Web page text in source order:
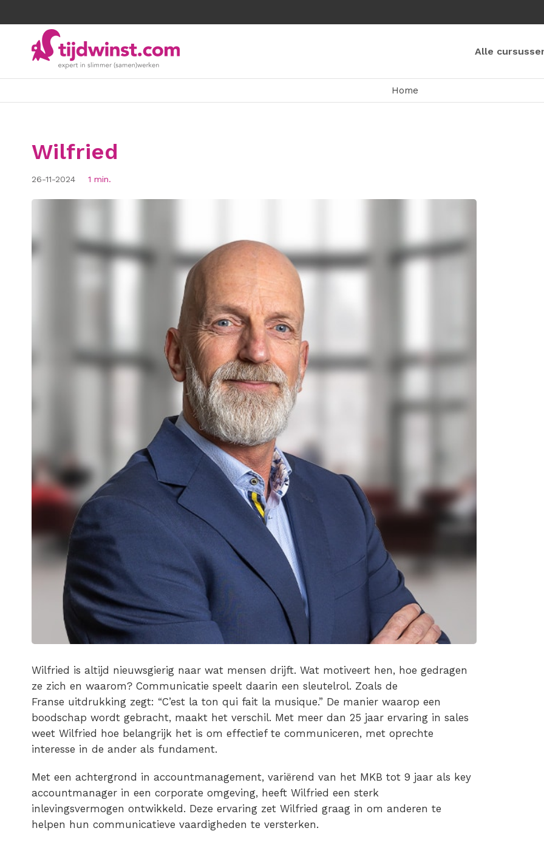
Alle
Home
Wilfried
26-11-2024 1 min.
Wilfried is altijd nieuwsgierig naar wat mensen drijft. Wat motiveert hen, hoe gedragen
ze zich en waarom? Communicatie speelt daarin een sleutelrol. Zoals de
Franse uitdrukking zegt: “C’est la ton qui fait la musique.” De manier waarop een
boodschap wordt gebracht, maakt het verschil. Met meer dan 25 jaar ervaring in sales
weet Wilfried hoe belangrijk het is om effectief te communiceren, met oprechte
interesse in de ander als fundament.
Met een achtergrond in accountmanagement, variërend van het MKB tot 9 jaar als key
accountmanager in een corporate omgeving, heeft Wilfried een sterk
inlevingsvermogen ontwikkeld. Deze ervaring zet Wilfried graag in om anderen te
helpen hun communicatieve vaardigheden te versterken.